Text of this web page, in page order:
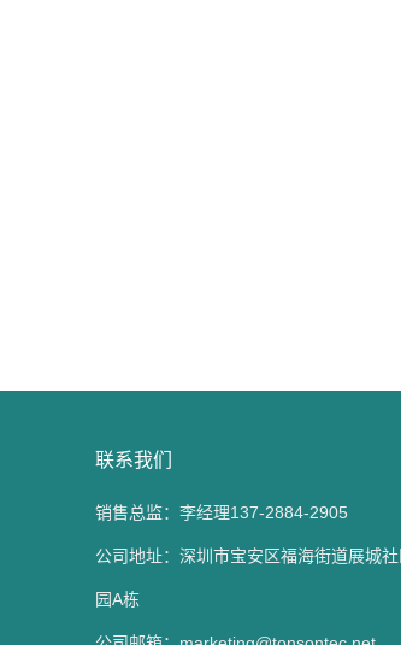
联系我们
销售总监：李经理137-2884-2905
公司地址：深圳市宝安区福海街道展城
园A栋